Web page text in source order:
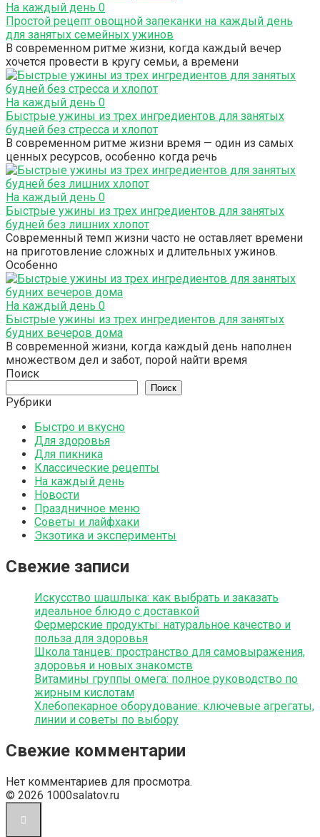
На каждый день 0
Простой рецепт овощной запеканки на каждый день
для занятых семейных ужинов
В современном ритме жизни, когда каждый вечер
хочется провести в кругу семьи, а времени
На каждый день 0
Быстрые ужины из трех ингредиентов для занятых
будней без стресса и хлопот
В современном ритме жизни время — один из самых
ценных ресурсов, особенно когда речь
На каждый день 0
Быстрые ужины из трех ингредиентов для занятых
будней без лишних хлопот
Современный темп жизни часто не оставляет времени
на приготовление сложных и длительных ужинов.
Особенно
На каждый день 0
Быстрые ужины из трех ингредиентов для занятых
будних вечеров дома
В современной жизни, когда каждый день наполнен
множеством дел и забот, порой найти время
Поиск
Поиск
Рубрики
Быстро и вкусно
Для здоровья
Для пикника
Классические рецепты
На каждый день
Новости
Праздничное меню
Советы и лайфхаки
Экзотика и эксперименты
Свежие записи
Искусство шашлыка: как выбрать и заказать
идеальное блюдо с доставкой
Фермерские продукты: натуральное качество и
польза для здоровья
Школа танцев: пространство для самовыражения,
здоровья и новых знакомств
Витамины группы омега: полное руководство по
жирным кислотам
Хлебопекарное оборудование: ключевые агрегаты,
линии и советы по выбору
Свежие комментарии
Нет комментариев для просмотра.
© 2026 1000salatov.ru